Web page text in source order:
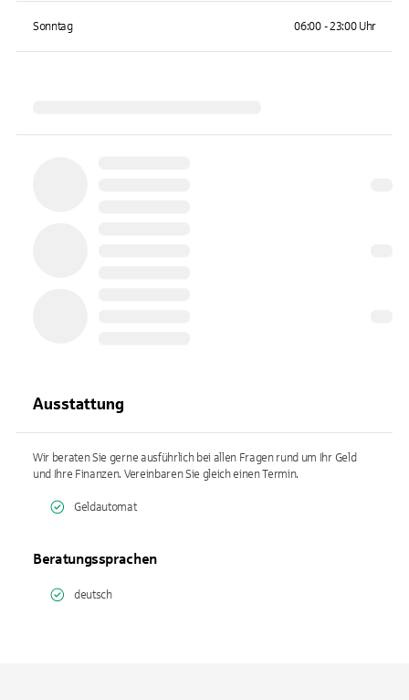
Sonntag 06:00 - 23:00 Uhr
Ausstattung
Wir beraten Sie gerne ausführlich bei allen Fragen rund um Ihr Geld
und Ihre Finanzen. Vereinbaren Sie gleich einen Termin.
Geldautomat
Beratungssprachen
deutsch